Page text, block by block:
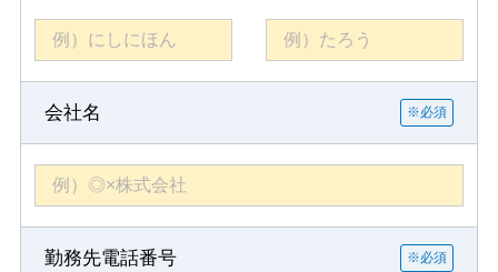
会社名 ※必須
勤務先電話番号 ※必須